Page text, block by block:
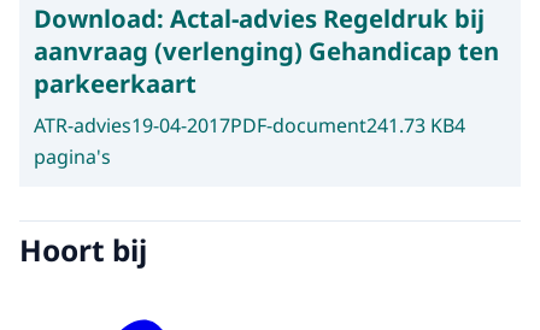
Download: Actal-advies Regeldruk bij
aanvraag (verlenging) Gehandicap ten
parkeerkaart
ATR-advies19-04-2017PDF-document241.73 KB4
pagina's
Hoort bij